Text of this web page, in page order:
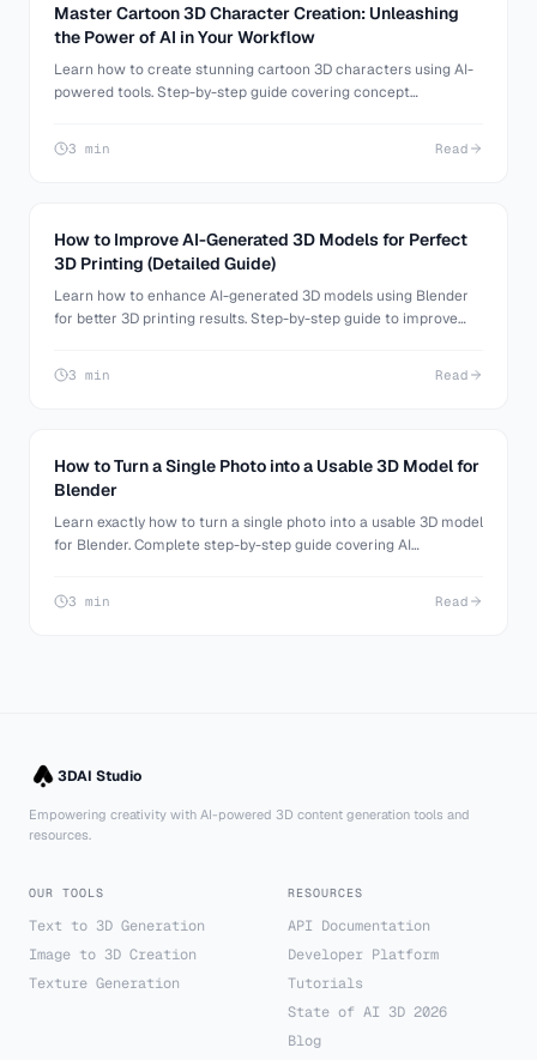
Master Cartoon 3D Character Creation: Unleashing
the Power of AI in Your Workflow
Learn how to create stunning cartoon 3D characters using AI-
powered tools. Step-by-step guide covering concept
3 min Read
How to Improve AI-Generated 3D Models for Perfect
3D Printing (Detailed Guide)
Learn how to enhance AI-generated 3D models using Blender
for better 3D printing results. Step-by-step guide to improve
3 min Read
How to Turn a Single Photo into a Usable 3D Model for
Blender
Learn exactly how to turn a single photo into a usable 3D model
for Blender. Complete step-by-step guide covering AI
production-ready.
3 min Read
3DAI Studio
Empowering creativity with AI-powered 3D content generation tools and
resources.
OUR TOOLS
Text to 3D Generation
Image to 3D Creation
Texture Generation
RESOURCES
API Documentation
Developer Platform
Tutorials
State of AI 3D 2026
Blog